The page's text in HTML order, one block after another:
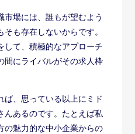
市場には、誰もが望むよう
も存在しないからです。
して、積極的なアプローチ
間にライバルがその求人枠
ば、思っている以上にミド
んあるのです。たとえば私
の魅力的な中小企業からの